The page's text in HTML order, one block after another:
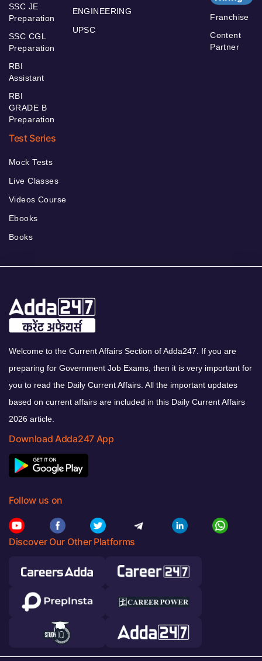
SSC JE
Preparation
SSC CGL
Preparation
RBI
Assistant
RBI
GRADE B
Preparation
ENGINEERING
UPSC
Franchise
Content
Partner
Test Series
Mock Tests
Live Classes
Videos Course
Ebooks
Books
Welcome to the Current Affairs Section of Adda247. If you are
preparing for Government Job Exams, then it is very important for
you to read the Daily Current Affairs. All the important updates
based on current affairs are included in this Daily Current Affairs
2026 article.
Download Adda247 App
Follow us on
Discover Our Other Platforms